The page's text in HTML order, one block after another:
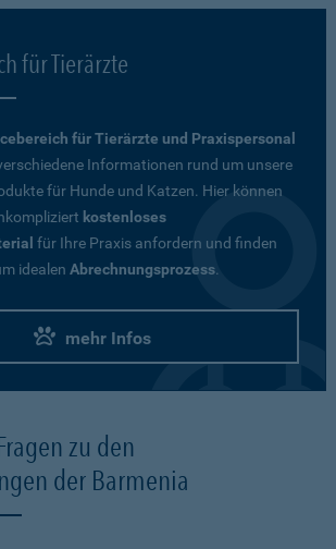
für Tierärzte
für Tierärzte und Praxispersonal
Informationen rund um unsere
für Hunde und Katzen. Hier können
kostenloses
für Ihre Praxis anfordern und finden
idealen Abrechnungsprozess.
mehr Infos
zu den
der Barmenia